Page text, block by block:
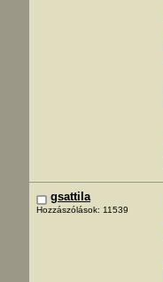
gsattila
Hozzászólások: 11539